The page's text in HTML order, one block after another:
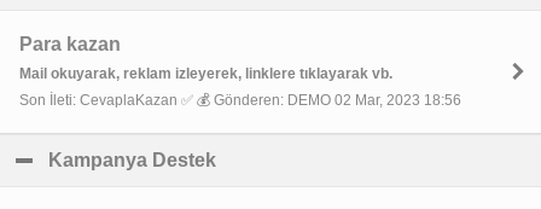
Para kazan
Mail okuyarak, reklam izleyerek, linklere tıklayarak vb.
Son İleti: CevaplaKazan ✅ 💰 Gönderen: DEMO 02 Mar, 2023 18:56
Kampanya Destek